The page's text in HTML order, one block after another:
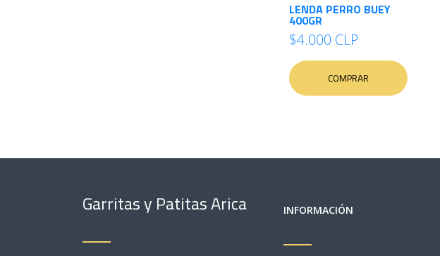
LENDA PERRO BUEY
400GR
$4.000 CLP
COMPRAR
Garritas y Patitas Arica INFORMACIÓN